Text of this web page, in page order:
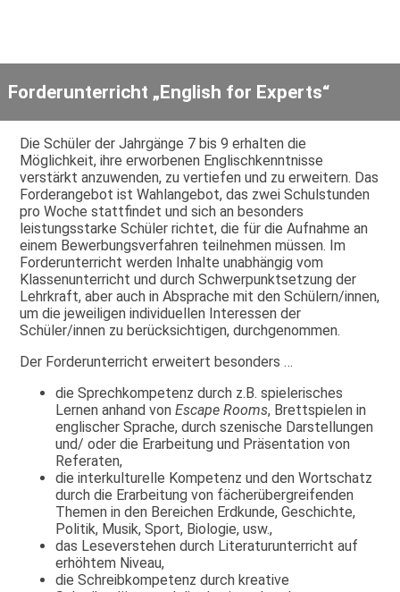
Forderunterricht „English for Experts“
Die Schüler der Jahrgänge 7 bis 9 erhalten die
Möglichkeit, ihre erworbenen Englischkenntnisse
verstärkt anzuwenden, zu vertiefen und zu erweitern. Das
Forderangebot ist Wahlangebot, das zwei Schulstunden
pro Woche stattfindet und sich an besonders
leistungsstarke Schüler richtet, die für die Aufnahme an
einem Bewerbungsverfahren teilnehmen müssen. Im
Forderunterricht werden Inhalte unabhängig vom
Klassenunterricht und durch Schwerpunktsetzung der
Lehrkraft, aber auch in Absprache mit den Schülern/innen,
um die jeweiligen individuellen Interessen der
Schüler/innen zu berücksichtigen, durchgenommen.
Der Forderunterricht erweitert besonders …
die Sprechkompetenz durch z.B. spielerisches
Lernen anhand vonEscape Rooms, Brettspielen in
englischer Sprache, durch szenische Darstellungen
und/ oder die Erarbeitung und Präsentation von
Referaten,
die interkulturelle Kompetenz und den Wortschatz
durch die Erarbeitung von fächerübergreifenden
Themen in den Bereichen Erdkunde, Geschichte,
Politik, Musik, Sport, Biologie, usw.,
das Leseverstehen durch Literaturunterricht auf
erhöhtem Niveau,
die Schreibkompetenz durch kreative